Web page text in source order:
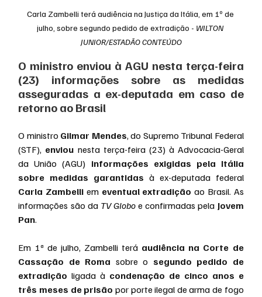
Carla Zambelli terá audiência na Justiça da Itália, em 1º de
julho, sobre segundo pedido de extradição - WILTON
JUNIOR/ESTADÃO CONTEÚDO
O ministro enviou à AGU nesta terça-feira
(23) informações sobre as medidas
asseguradas a ex-deputada em caso de
retorno ao Brasil
O ministro Gilmar Mendes, do Supremo Tribunal Federal
(STF), enviou nesta terça-feira (23) à Advocacia-Geral
da União (AGU) informações exigidas pela Itália
sobre medidas garantidas
à ex-deputada federal
Carla Zambelli em eventual extradição ao Brasil. As
informações são da TV Globo e confirmadas pela Jovem
Pan.
Em 1ª de julho, Zambelli terá audiência na Corte de
Cassação de Roma sobre o segundo pedido de
extradição ligada à condenação de cinco anos e
três meses de prisão por porte ilegal de arma de fogo